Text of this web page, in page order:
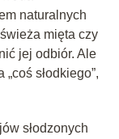
naturalnych
mięta czy
jej odbiór. Ale
słodkiego”,
słodzonych